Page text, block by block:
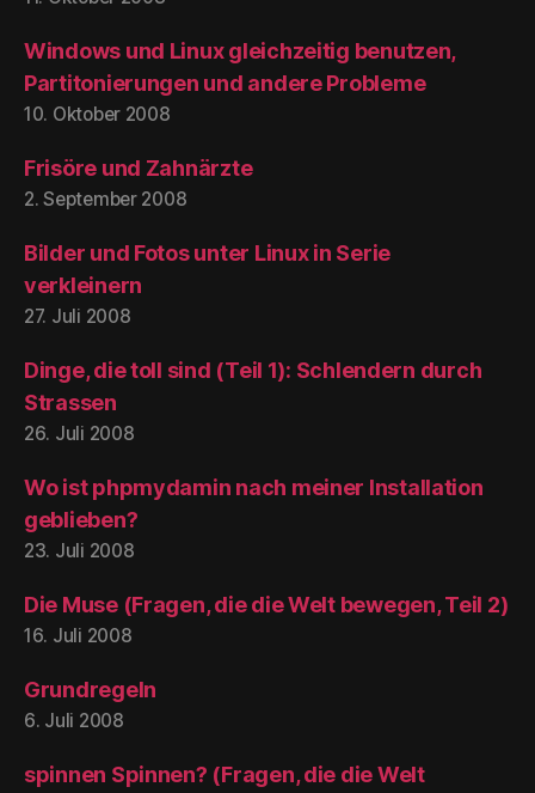
Windows und Linux gleichzeitig benutzen,
Partitonierungen und andere Probleme
10. Oktober 2008
Frisöre und Zahnärzte
2. September 2008
Bilder und Fotos unter Linux in Serie
verkleinern
27. Juli 2008
Dinge, die toll sind (Teil 1): Schlendern durch
Strassen
26. Juli 2008
Wo ist phpmydamin nach meiner Installation
geblieben?
23. Juli 2008
Die Muse (Fragen, die die Welt bewegen, Teil 2)
16. Juli 2008
Grundregeln
6. Juli 2008
spinnen Spinnen? (Fragen, die die Welt